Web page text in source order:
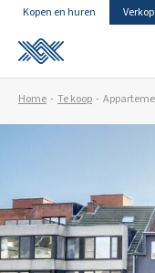
Kopen en huren
Home Te koop